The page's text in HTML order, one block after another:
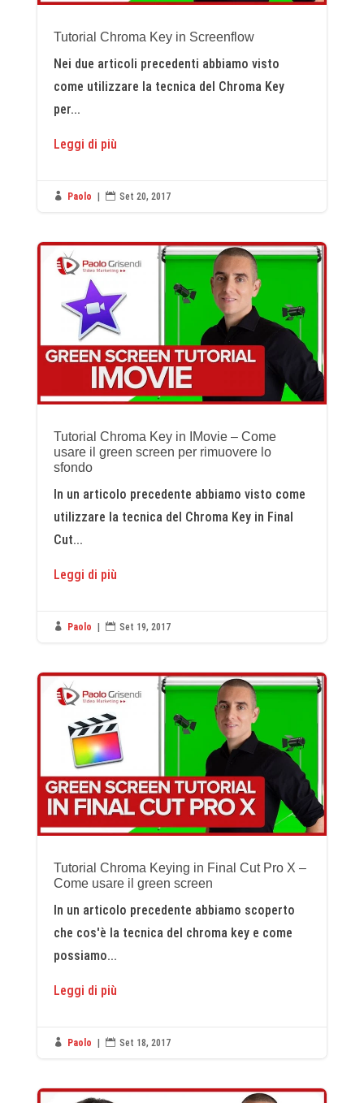
Tutorial Chroma Key in Screenflow
Nei due articoli precedenti abbiamo visto
come utilizzare la tecnica del Chroma Key
per...
Leggi di più
 Paolo  Set 20, 2017
Tutorial Chroma Key in IMovie – Come
usare il green screen per rimuovere lo
sfondo
In un articolo precedente abbiamo visto come
utilizzare la tecnica del Chroma Key in Final
Cut...
Leggi di più
 Paolo  Set 19, 2017
Tutorial Chroma Keying in Final Cut Pro X –
Come usare il green screen
In un articolo precedente abbiamo scoperto
che cos'è la tecnica del chroma key e come
possiamo...
Leggi di più
 Paolo |  Set 18, 2017